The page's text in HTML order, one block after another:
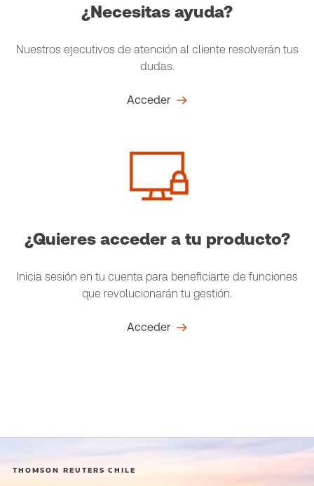
¿Necesitas ayuda?
Nuestros ejecutivos de atención al cliente resolverán tus
dudas.
Acceder
¿Quieres acceder a tu producto?
Inicia sesión en tu cuenta para beneficiarte de funciones
que revolucionarán tu gestión.
Acceder
THOMSON REUTERS CHILE